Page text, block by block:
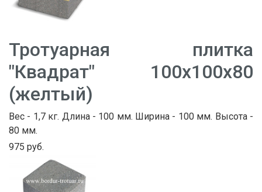
Тротуарная плитка
"Квадрат" 100х100х80
(желтый)
Вес - 1,7 кг. Длина - 100 мм. Ширина - 100 мм. Высота -
80 мм.
975 руб.